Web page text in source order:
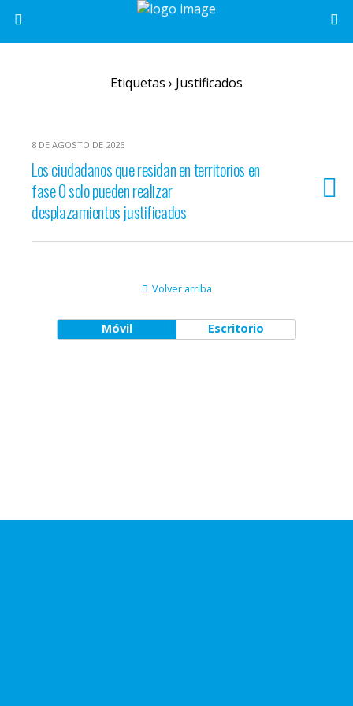
Etiquetas › Justificados
8 DE AGOSTO DE 2026
Los ciudadanos que residan en territorios en
fase 0 solo pueden realizar
desplazamientos justificados
Volver arriba
Móvil Escritorio